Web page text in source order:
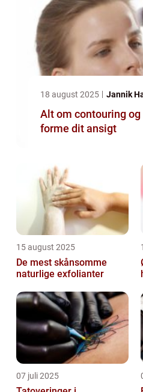
18 august 2025 Jannik
Alt om contouring og
forme dit ansigt
15 august 2025
De mest skånsomme
naturlige exfolianter
07 juli 2025